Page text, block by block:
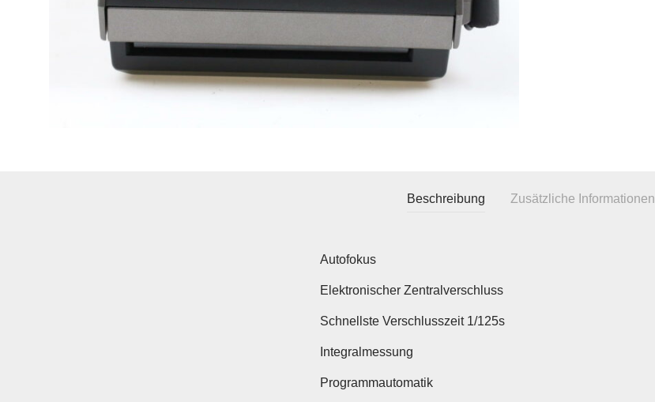
Beschreibung Zusätzliche Informationen
Autofokus
Elektronischer Zentralverschluss
Schnellste Verschlusszeit 1/125s
Integralmessung
Programmautomatik